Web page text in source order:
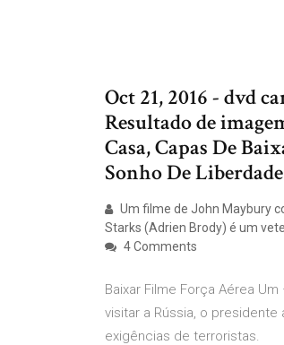
Oct 21, 2016 - dvd
Resultado de
Casa, Capas De
Sonho De Liberdade
Um filme de John Maybury
Starks (Adrien Brody) é um
4 Comments
Baixar Filme Força Aérea
visitar a Rússia, o
exigências de terroristas.